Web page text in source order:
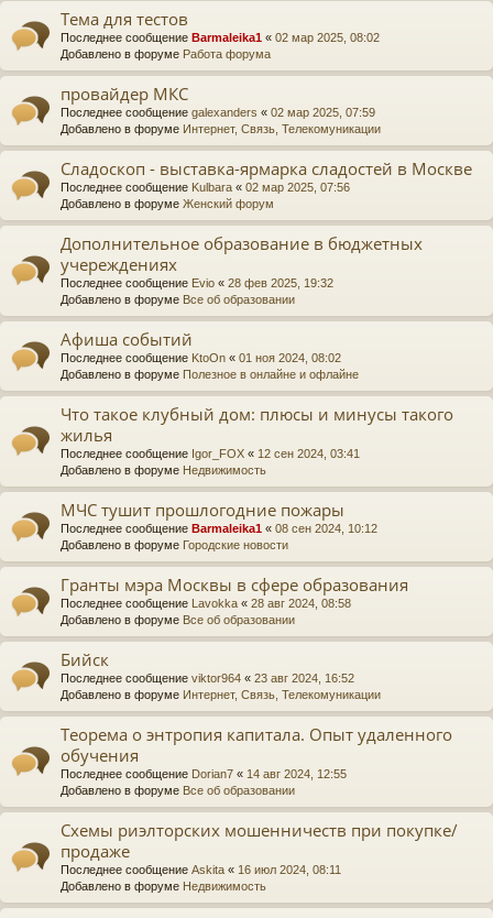
Тема для тестов
Последнее сообщение Barmaleika1 « 02 мар 2025, 08:02
Добавлено в форуме Работа форума
провайдер МКС
Последнее сообщение galexanders « 02 мар 2025, 07:59
Добавлено в форуме Интернет, Связь, Телекомуникации
Сладоскоп - выставка-ярмарка сладостей в Москве
Последнее сообщение Kulbara « 02 мар 2025, 07:56
Добавлено в форуме Женский форум
Дополнительное образование в бюджетных
учереждениях
Последнее сообщение Evio « 28 фев 2025, 19:32
Добавлено в форуме Все об образовании
Афиша событий
Последнее сообщение KtoOn « 01 ноя 2024, 08:02
Добавлено в форуме Полезное в онлайне и офлайне
Что такое клубный дом: плюсы и минусы такого
жилья
Последнее сообщение Igor_FOX « 12 сен 2024, 03:41
Добавлено в форуме Недвижимость
МЧС тушит прошлогодние пожары
Последнее сообщение Barmaleika1 « 08 сен 2024, 10:12
Добавлено в форуме Городские новости
Гранты мэра Москвы в сфере образования
Последнее сообщение Lavokka « 28 авг 2024, 08:58
Добавлено в форуме Все об образовании
Бийск
Последнее сообщение viktor964 « 23 авг 2024, 16:52
Добавлено в форуме Интернет, Связь, Телекомуникации
Теорема о энтропия капитала. Опыт удаленного
обучения
Последнее сообщение Dorian7 « 14 авг 2024, 12:55
Добавлено в форуме Все об образовании
Схемы риэлторских мошенничеств при покупке/
продаже
Последнее сообщение Askita « 16 июл 2024, 08:11
Добавлено в форуме Недвижимость